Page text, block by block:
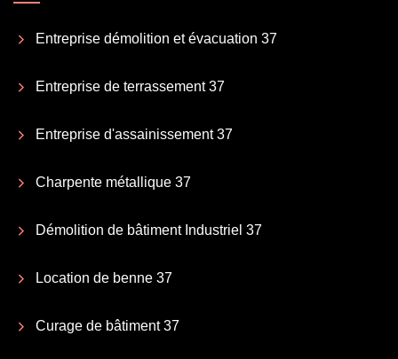
Entreprise démolition et évacuation 37
Entreprise de terrassement 37
Entreprise d'assainissement 37
Charpente métallique 37
Démolition de bâtiment Industriel 37
Location de benne 37
Curage de bâtiment 37